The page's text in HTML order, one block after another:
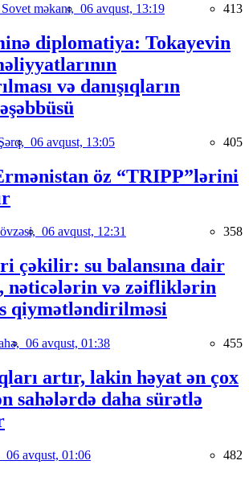
məkanı, 06 avqust, 13:19 413
diplomatiya: Tokayevin
və danışıqların
06 avqust, 13:05 405
öz “TRIPP”lərini
06 avqust, 12:31 358
çəkilir: su balansına dair
nəticələrin və zəifliklərin
qiymətləndirilməsi
06 avqust, 01:38 455
artır, lakin həyat ən çox
sahələrdə daha sürətlə
06 avqust, 01:06 482